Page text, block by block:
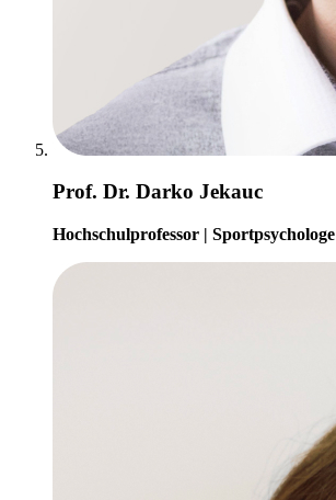
Prof. Dr. Darko Jekauc
Hochschulprofessor | Sportpsychologe